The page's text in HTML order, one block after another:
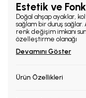
Estetik ve
Doğal ahşap ayaklar,
sağlam bir duruş sağlar.
renk değişim imkanı
özelleştirme olanağı
Devamını Göster
Ürün Özellikleri